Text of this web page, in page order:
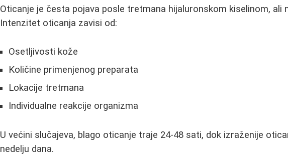
Oticanje je česta pojava posle tretmana hijaluronskom kiselinom, ali
Intenzitet oticanja zavisi od:
Osetljivosti kože
Količine primenjenog preparata
Lokacije tretmana
Individualne reakcije organizma
U većini slučajeva, blago oticanje traje 24-48 sati, dok izraženije
nedelju dana.